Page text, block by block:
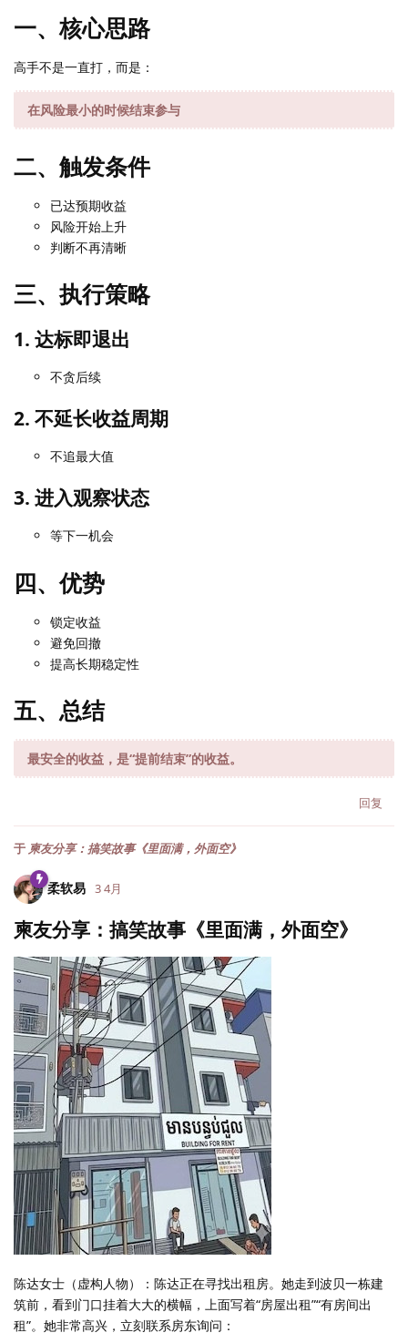
一、核心思路
高手不是一直打，而是：
在风险最小的时候结束参与
二、触发条件
已达预期收益
风险开始上升
判断不再清晰
三、执行策略
1. 达标即退出
不贪后续
2. 不延长收益周期
不追最大值
3. 进入观察状态
等下一机会
四、优势
锁定收益
避免回撤
提高长期稳定性
五、总结
最安全的收益，是“提前结束”的收益。
回复
于 柬友分享：搞笑故事《里面满，外面空》
柔软易 3 4月
柬友分享：搞笑故事《里面满，外面空》
陈达女士（虚构人物）：陈达正在寻找出租房。她走到波贝一栋建
筑前，看到门口挂着大大的横幅，上面写着“房屋出租”“有房间出
租”。她非常高兴，立刻联系房东询问：